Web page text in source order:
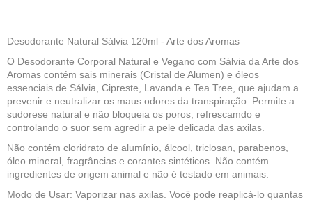
Desodorante Natural Sálvia 120ml - Arte dos Aromas
O Desodorante Corporal Natural e Vegano com Sálvia da Arte dos
Aromas contém sais minerais (Cristal de Alumen) e óleos
essenciais de Sálvia, Cipreste, Lavanda e Tea Tree, que ajudam a
prevenir e neutralizar os maus odores da transpiração. Permite a
sudorese natural e não bloqueia os poros, refrescamdo e
controlando o suor sem agredir a pele delicada das axilas.
Não contém cloridrato de alumínio, álcool, triclosan, parabenos,
óleo mineral, fragrâncias e corantes sintéticos. Não contém
ingredientes de origem animal e não é testado em animais.
Modo de Usar: Vaporizar nas axilas. Você pode reaplicá-lo quantas